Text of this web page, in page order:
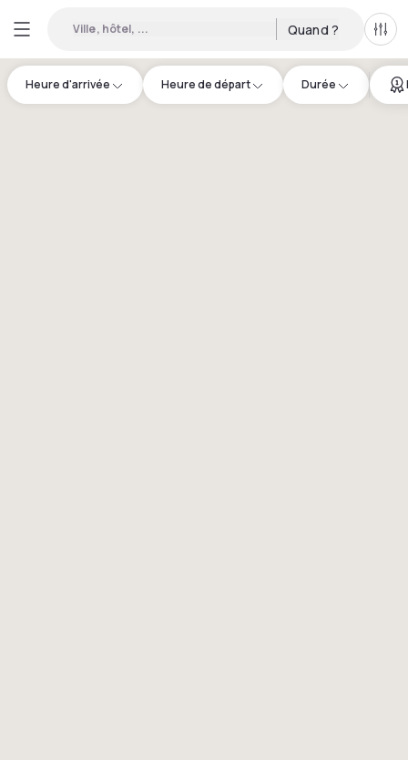
Ville, hôtel, ... Quand ?
Heure d'arrivée Heure de départ Durée